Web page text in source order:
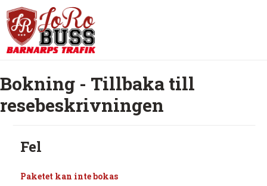
Bokning - Tillbaka till
resebeskrivningen
Fel
Paketet kan inte bokas